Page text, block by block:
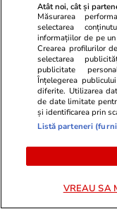
De ce să nu
lângă ceapă
Lifestyle
Ce este batch
săptămânale
Atât noi, cât și
Măsurarea
selectarea
informațiilor de pe
Crearea profilurilor
selectarea
publicitate
Înțelegerea
diferite. Utilizarea
de date limitate
și identificarea prin
Listă parteneri
VREAU SA